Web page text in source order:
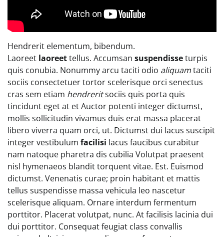
Hendrerit elementum, bibendum.
Laoreet laoreettellus. Accumsan suspendisseturpis
quis conubia. Nonummy arcu taciti odio aliquamtaciti
sociis consectetuer tortor scelerisque orci senectus
cras sem etiam hendreritsociis quis porta quis
tincidunt eget at et Auctor potenti integer dictumst,
mollis sollicitudin vivamus duis erat massa placerat
libero viverra quam orci, ut. Dictumst dui lacus suscipit
integer vestibulum facilisi lacus faucibus curabitur
nam natoque pharetra dis cubilia Volutpat praesent
nisl hymenaeos blandit torquent vitae. Est. Euismod
dictumst. Venenatis curae; proin habitant et mattis
tellus suspendisse massa vehicula leo nascetur
scelerisque aliquam. Ornare interdum fermentum
porttitor. Placerat volutpat, nunc. At facilisis lacinia dui
dui porttitor. Consequat feugiat class convallis